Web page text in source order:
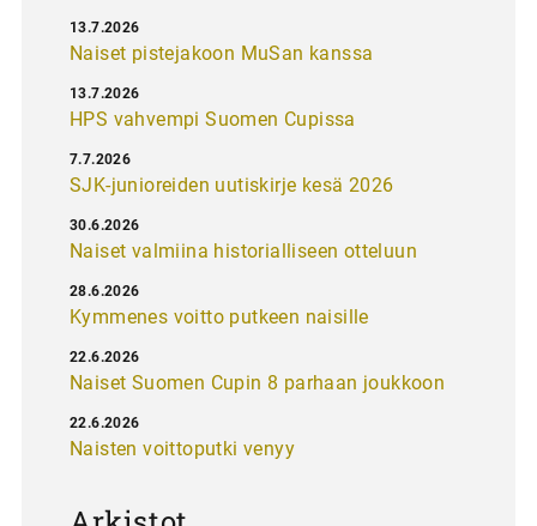
Naiset pistejakoon MuSan kanssa
13.7.2026
HPS vahvempi Suomen Cupissa
13.7.2026
SJK-junioreiden uutiskirje kesä 2026
7.7.2026
Naiset valmiina historialliseen otteluun
30.6.2026
Kymmenes voitto putkeen naisille
28.6.2026
Naiset Suomen Cupin 8 parhaan joukkoon
22.6.2026
Naisten voittoputki venyy
22.6.2026